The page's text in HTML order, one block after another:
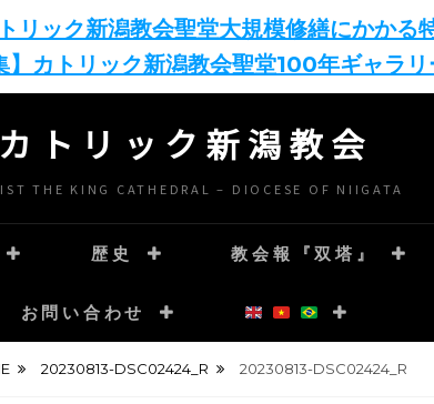
リック新潟教会聖堂大規模修繕にかかる
】カトリック新潟教会聖堂100年ギャラリ
カトリック新潟教会
THE KING CATHEDRAL – DIOCESE OF NIIGATA
歴史 教会報『双塔』
お問い合わせ
20230813-DSC02424_R 20230813-DSC02424_R